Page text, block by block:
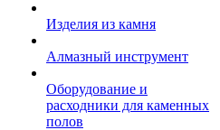
Изделия из камня
Алмазный инструмент
Оборудование и
расходники для каменных
полов